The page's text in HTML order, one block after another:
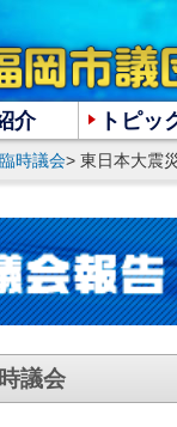
時議会> 東日本大震
議会
介 トピッ